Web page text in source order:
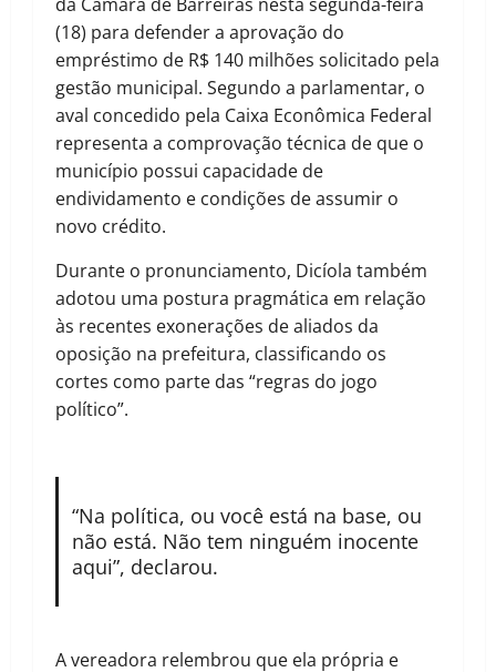
(18) para defender a aprovação do
empréstimo de R$ 140 milhões solicitado pela
gestão municipal. Segundo a parlamentar, o
aval concedido pela Caixa Econômica Federal
representa a comprovação técnica de que o
município possui capacidade de
endividamento e condições de assumir o
novo crédito.
Durante o pronunciamento, Dicíola também
adotou uma postura pragmática em relação
às recentes exonerações de aliados da
oposição na prefeitura, classificando os
cortes como parte das “regras do jogo
político”.
“Na política, ou você está na base, ou
não está. Não tem ninguém inocente
aqui”, declarou.
A vereadora relembrou que ela própria e